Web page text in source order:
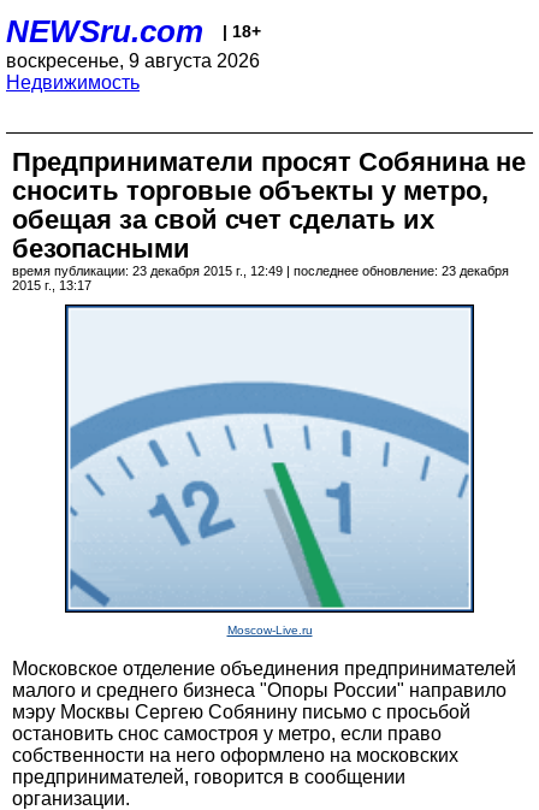
NEWSru.com | 18+
воскресенье, 9 августа 2026
Недвижимость
Предприниматели просят Собянина не
сносить торговые объекты у метро,
обещая за свой счет сделать их
безопасными
время публикации: 23 декабря 2015 г., 12:49 | последнее обновление: 23 декабря
2015 г., 13:17
Moscow-Live.ru
Московское отделение объединения предпринимателей
малого и среднего бизнеса "Опоры России" направило
мэру Москвы Сергею Собянину письмо с просьбой
остановить снос самостроя у метро, если право
собственности на него оформлено на московских
предпринимателей, говорится в сообщении
организации.